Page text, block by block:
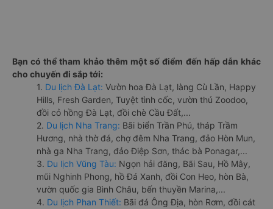
Bạn có thể tham khảo thêm một số điểm đến hấp dẫn khác
cho chuyến đi sắp tới:
1. Du lịch Đà Lạt: Vườn hoa Đà Lạt, làng Cù Lần, Happy
Hills, Fresh Garden, Tuyệt tình cốc, vườn thú Zoodoo,
đồi cỏ hồng Đà Lạt, đồi chè Cầu Đất,...
2. Du lịch Nha Trang: Bãi biển Trần Phú, tháp Trầm
Hương, nhà thờ đá, chợ đêm Nha Trang, đảo Hòn Mun,
nhà ga Nha Trang, đảo Điệp Sơn, thác bà Ponagar,...
3. Du lịch Vũng Tàu: Ngọn hải đăng, Bãi Sau, Hồ Mây,
mũi Nghinh Phong, hồ Đá Xanh, đồi Con Heo, hòn Bà,
vườn quốc gia Bình Châu, bến thuyền Marina,...
4. Du lịch Phan Thiết: Bãi đá Ông Địa, hòn Rơm, đồi cát